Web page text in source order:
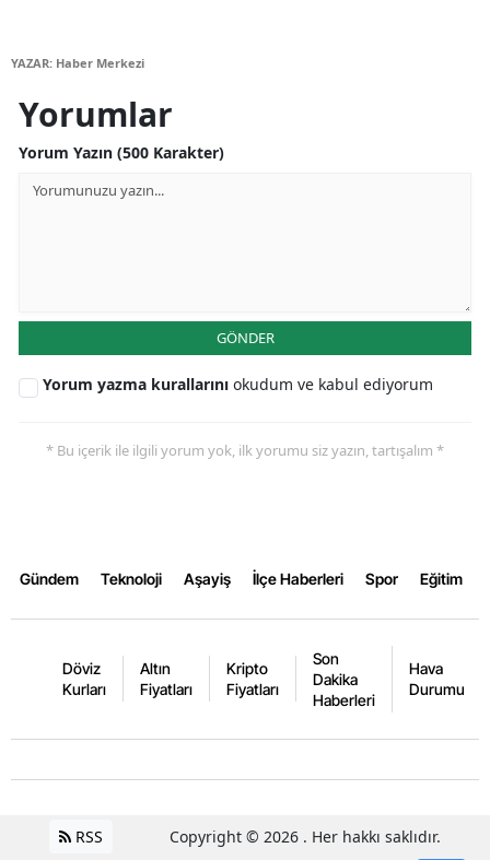
YAZAR: Haber Merkezi
Yorumlar
Yorum Yazın (500 Karakter)
GÖNDER
Yorum yazma kurallarını okudum ve kabul ediyorum
* Bu içerik ile ilgili yorum yok, ilk yorumu siz yazın, tartışalım *
Gündem Teknoloji Aşayiş İlçe Haberleri Spor Eğitim
Döviz
Kurları
Altın
Fiyatları
Kripto
Fiyatları
Son
Dakika
Haberleri
Hava
Durumu
RSS Copyright © 2026 . Her hakkı saklıdır.